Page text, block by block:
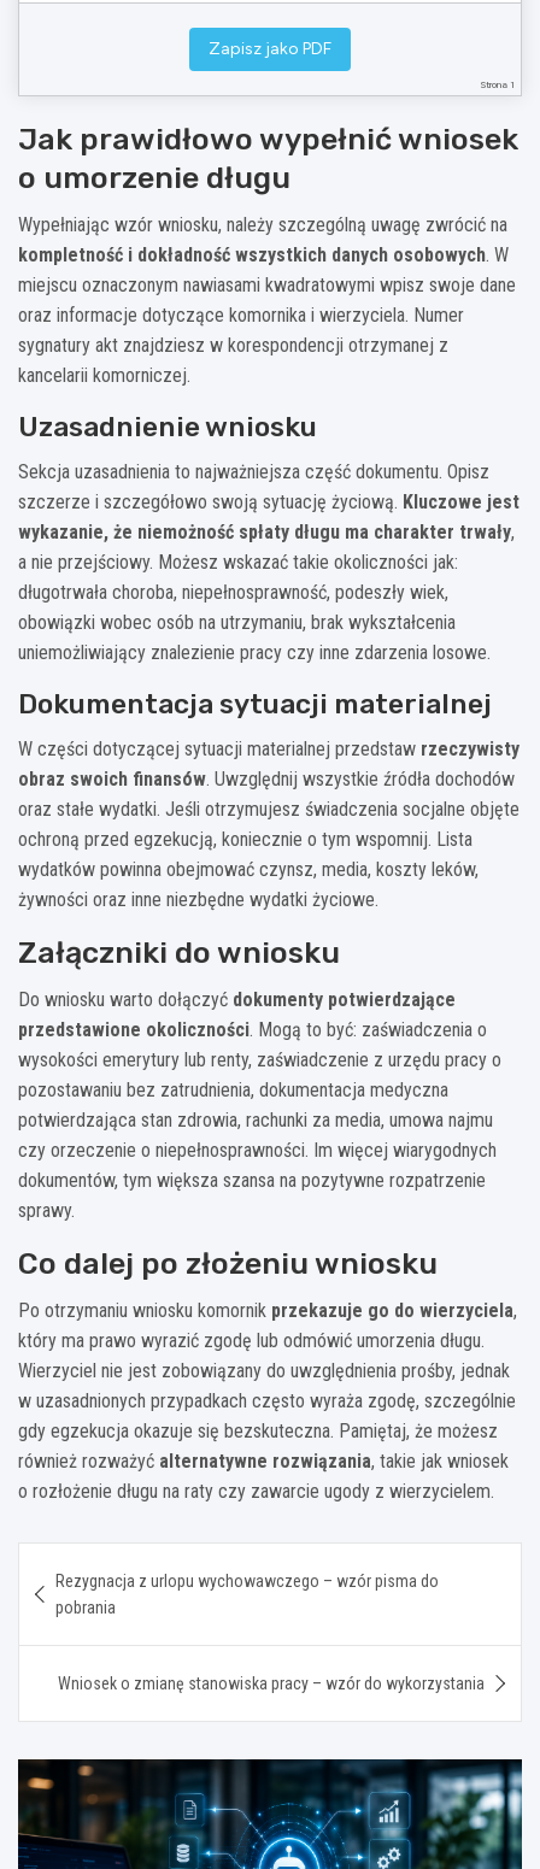
Strona 1
Zapisz jako PDF
Jak prawidłowo wypełnić wniosek
o umorzenie długu
Wypełniając wzór wniosku, należy szczególną uwagę zwrócić na
kompletność i dokładność wszystkich danych osobowych. W
miejscu oznaczonym nawiasami kwadratowymi wpisz swoje dane
oraz informacje dotyczące komornika i wierzyciela. Numer
sygnatury akt znajdziesz w korespondencji otrzymanej z
kancelarii komorniczej.
Uzasadnienie wniosku
Sekcja uzasadnienia to najważniejsza część dokumentu. Opisz
szczerze i szczegółowo swoją sytuację życiową. Kluczowe jest
wykazanie, że niemożność spłaty długu ma charakter trwały,
a nie przejściowy. Możesz wskazać takie okoliczności jak:
długotrwała choroba, niepełnosprawność, podeszły wiek,
obowiązki wobec osób na utrzymaniu, brak wykształcenia
uniemożliwiający znalezienie pracy czy inne zdarzenia losowe.
Dokumentacja sytuacji materialnej
W części dotyczącej sytuacji materialnej przedstaw rzeczywisty
obraz swoich finansów. Uwzględnij wszystkie źródła dochodów
oraz stałe wydatki. Jeśli otrzymujesz świadczenia socjalne objęte
ochroną przed egzekucją, koniecznie o tym wspomnij. Lista
wydatków powinna obejmować czynsz, media, koszty leków,
żywności oraz inne niezbędne wydatki życiowe.
Załączniki do wniosku
Do wniosku warto dołączyć dokumenty potwierdzające
przedstawione okoliczności. Mogą to być: zaświadczenia o
wysokości emerytury lub renty, zaświadczenie z urzędu pracy o
pozostawaniu bez zatrudnienia, dokumentacja medyczna
potwierdzająca stan zdrowia, rachunki za media, umowa najmu
czy orzeczenie o niepełnosprawności. Im więcej wiarygodnych
dokumentów, tym większa szansa na pozytywne rozpatrzenie
sprawy.
Co dalej po złożeniu wniosku
Po otrzymaniu wniosku komornik przekazuje go do wierzyciela,
który ma prawo wyrazić zgodę lub odmówić umorzenia długu.
Wierzyciel nie jest zobowiązany do uwzględnienia prośby, jednak
w uzasadnionych przypadkach często wyraża zgodę, szczególnie
gdy egzekucja okazuje się bezskuteczna. Pamiętaj, że możesz
również rozważyć alternatywne rozwiązania, takie jak wniosek
o rozłożenie długu na raty czy zawarcie ugody z wierzycielem.
wpisu
Rezygnacja z urlopu wychowawczego – wzór pisma do
pobrania
Wniosek o zmianę stanowiska pracy – wzór do wykorzystania